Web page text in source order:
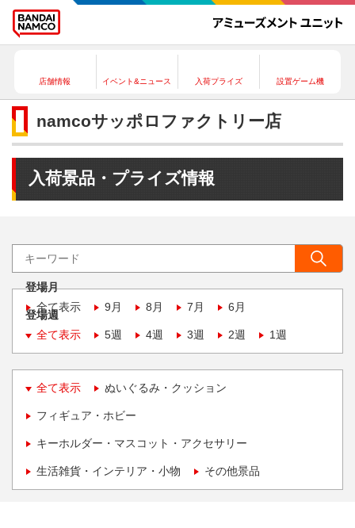
店舗情報 イベント&ニュース 入荷プライズ 設置ゲーム機
namcoサッポロファクトリー店
入荷景品・プライズ情報
登場月
全て表示
9月 8月 7月 6月
登場週
全て表示
5週 4週 3週 2週 1週
全て表示 ぬいぐるみ・クッション
フィギュア・ホビー
キーホルダー・マスコット・アクセサリー
生活雑貨・インテリア・小物 その他景品